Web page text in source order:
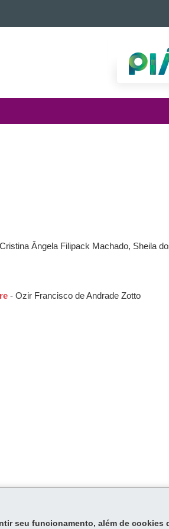
Ângela Filipack Machado, Sheila
- Ozir Francisco de Andrade Zotto
seu funcionamento, além de cookies